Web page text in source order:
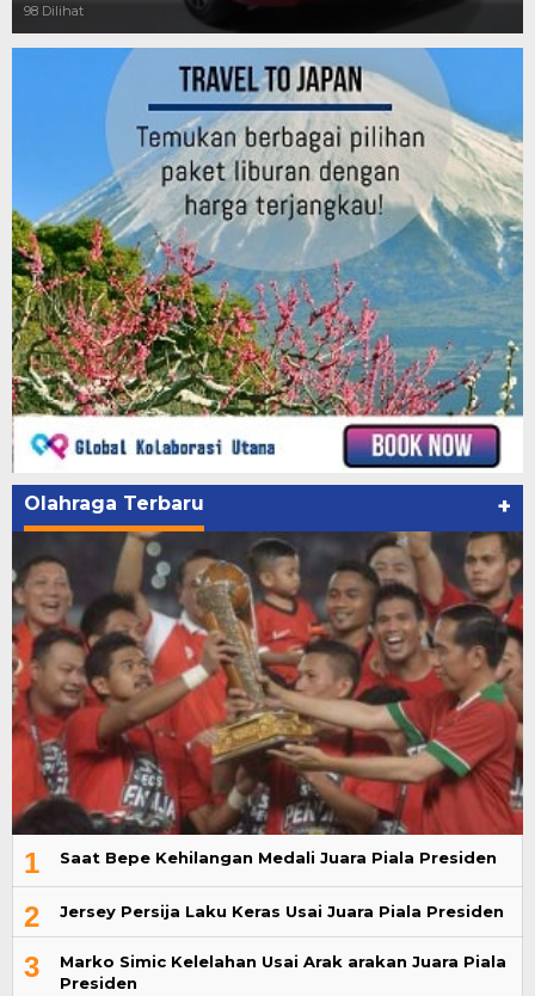
98 Dilihat
Olahraga Terbaru +
1 Saat Bepe Kehilangan Medali Juara Piala Presiden
2 Jersey Persija Laku Keras Usai Juara Piala Presiden
3
Marko Simic Kelelahan Usai Arak arakan Juara Piala
Presiden